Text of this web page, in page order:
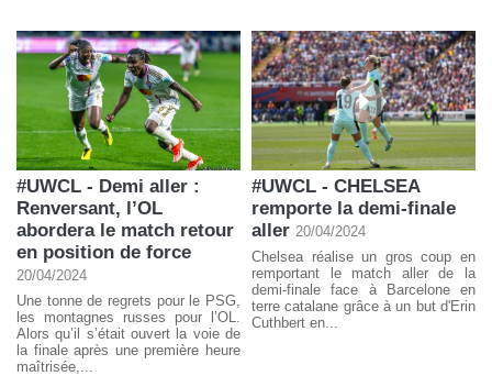
#UWCL - Demi aller :
Renversant, l’OL
abordera le match retour
en position de force
20/04/2024
Une tonne de regrets pour le PSG,
les montagnes russes pour l’OL.
Alors qu’il s’était ouvert la voie de
la finale après une première heure
maîtrisée,...
#UWCL - CHELSEA
remporte la demi-finale
aller 20/04/2024
Chelsea réalise un gros coup en
remportant le match aller de la
demi-finale face à Barcelone en
terre catalane grâce à un but d'Erin
Cuthbert en...